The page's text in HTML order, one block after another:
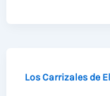
ESCARABAJO
Los Carrizales de